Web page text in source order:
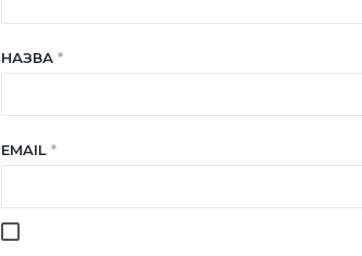
НАЗВА *
EMAIL *